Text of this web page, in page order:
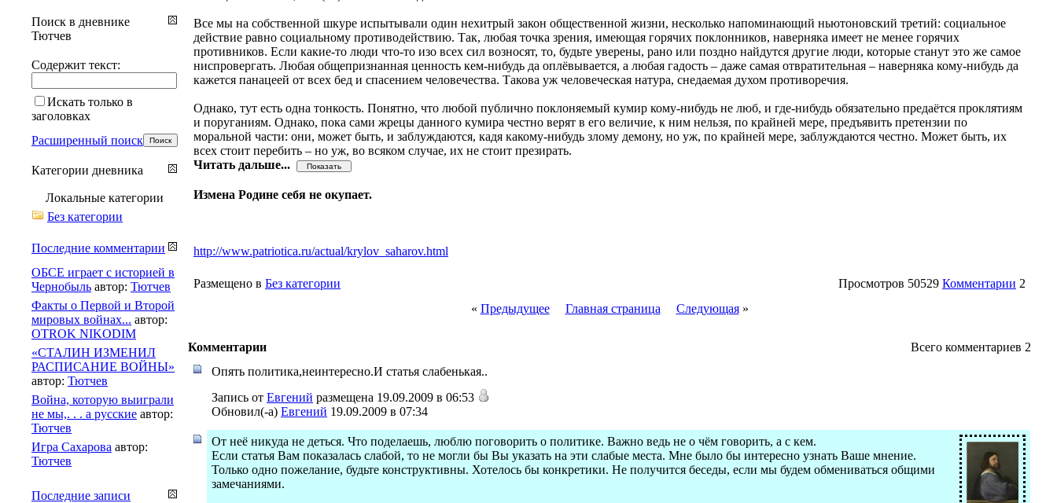
Все мы на собственной шкуре испытывали один нехитрый закон общественной жизни, несколько напоминающий ньютоновский третий: социальное
действие равно социальному противодействию. Так, любая точка зрения, имеющая горячих поклонников, наверняка имеет не менее горячих
противников. Если какие-то люди что-то изо всех сил возносят, то, будьте уверены, рано или поздно найдутся другие люди, которые станут это же самое
ниспровергать. Любая общепризнанная ценность кем-нибудь да оплёвывается, а любая гадость – даже самая отвратительная – наверняка кому-нибудь да
кажется панацеей от всех бед и спасением человечества. Такова уж человеческая натура, снедаемая духом противоречия.
Однако, тут есть одна тонкость. Понятно, что любой публично поклоняемый кумир кому-нибудь не люб, и где-нибудь обязательно предаётся проклятиям
и поруганиям. Однако, пока сами жрецы данного кумира честно верят в его величие, к ним нельзя, по крайней мере, предъявить претензии по
моральной части: они, может быть, и заблуждаются, кадя какому-нибудь злому демону, но уж, по крайней мере, заблуждаются честно. Может быть, их
всех стоит перебить – но уж, во всяком случае, их не стоит презирать.
Читать дальше...
Измена Родине себя не окупает.
http://www.patriotica.ru/actual/krylov_saharov.html
Размещено в Без категории Просмотров 50529 Комментарии 2
« Предыдущее Главная страница Следующая»
Всего комментариев 2
Комментарии
Опять политика,неинтересно.И статья слабенькая..
Запись от Евгений размещена 19.09.2009 в 06:53
Обновил(-а) Евгений 19.09.2009 в 07:34
От неё никуда не деться. Что поделаешь, люблю поговорить о политике. Важно ведь не о чём говорить, а с кем.
Если статья Вам показалась слабой, то не могли бы Вы указать на эти слабые места. Мне было бы интересно узнать Ваше мнение.
Только одно пожелание, будьте конструктивны. Хотелось бы конкретики. Не получится беседы, если мы будем обмениваться общими
замечаниями.
Поиск в дневнике
Тютчев
Содержит текст:
Искать только в
заголовках
Расширенный поиск
Категории дневника
Локальные категории
Без категории
Последние комментарии
ОБСЕ играет с историей в
Чернобыль автор: Тютчев
Факты о Первой и Второй
мировых войнах... автор:
OTROK NIKODIM
«СТАЛИН ИЗМЕНИЛ
РАСПИСАНИЕ ВОЙНЫ»
автор: Тютчев
Война, которую выиграли
не мы,. . . а русские автор:
Тютчев
Игра Сахарова автор:
Тютчев
Последние записи